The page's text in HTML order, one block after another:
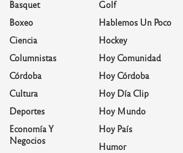
Basquet
Boxeo
Ciencia
Columnistas
Córdoba
Cultura
Deportes
Economía Y
Negocios
Golf
Hablemos Un Poco
Hockey
Hoy Comunidad
Hoy Córdoba
Hoy Día Clip
Hoy Mundo
Hoy País
Humor